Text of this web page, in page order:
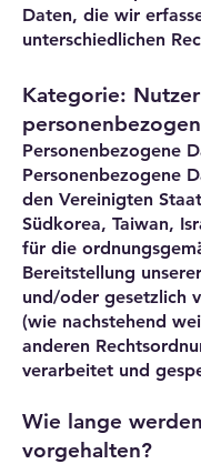
Daten, die wir
unterschiedlichen
Kategorie:
Personenbezogene
Personenbezogene
den Vereinigten
Südkorea, Taiwan,
für die
Bereitstellung
und/oder gesetzlich
(wie nachstehend
anderen
verarbeitet und
Wie lange
vorgehalten?